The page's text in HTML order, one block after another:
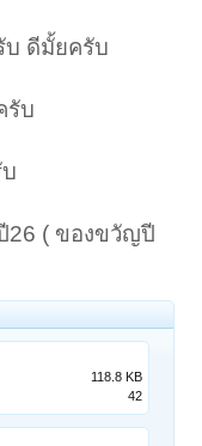
บ ดีมั้ยครับ
รับ
26 ( ของขวัญปี
118.8 KB
42